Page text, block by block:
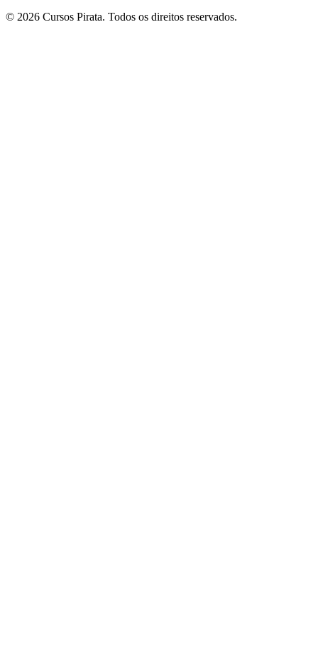
© 2026 Cursos Pirata. Todos os direitos reservados.